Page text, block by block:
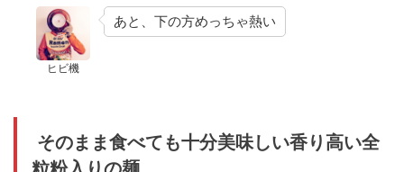
ヒビ機
あと、下の方めっちゃ熱い
そのまま食べても十分美味しい香り高い全